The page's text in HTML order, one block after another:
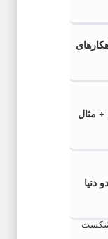
مثال
دنیا